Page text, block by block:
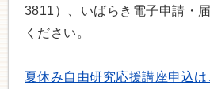
3811）、いばらき電子申請・
ください。
夏休み自由研究応援講座申込